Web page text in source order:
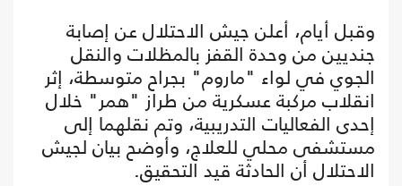
وقبل أيام، أعلن جيش الاحتلال عن إصابة
جنديين من وحدة القفز بالمظلات والنقل
الجوي في لواء "ماروم" بجراح متوسطة، إثر
انقلاب مركبة عسكرية من طراز "همر" خلال
إحدى الفعاليات التدريبية، وتم نقلهما إلى
مستشفى محلي للعلاج، وأوضح بيان لجيش
الاحتلال أن الحادثة قيد التحقيق.